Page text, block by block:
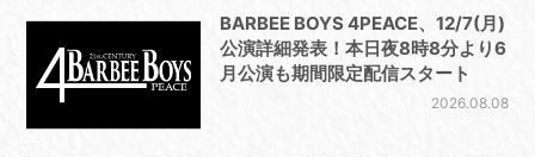
BARBEE BOYS 4PEACE、12/7(月)
公演詳細発表！本日夜8時8分より6
月公演も期間限定配信スタート
2026.08.08